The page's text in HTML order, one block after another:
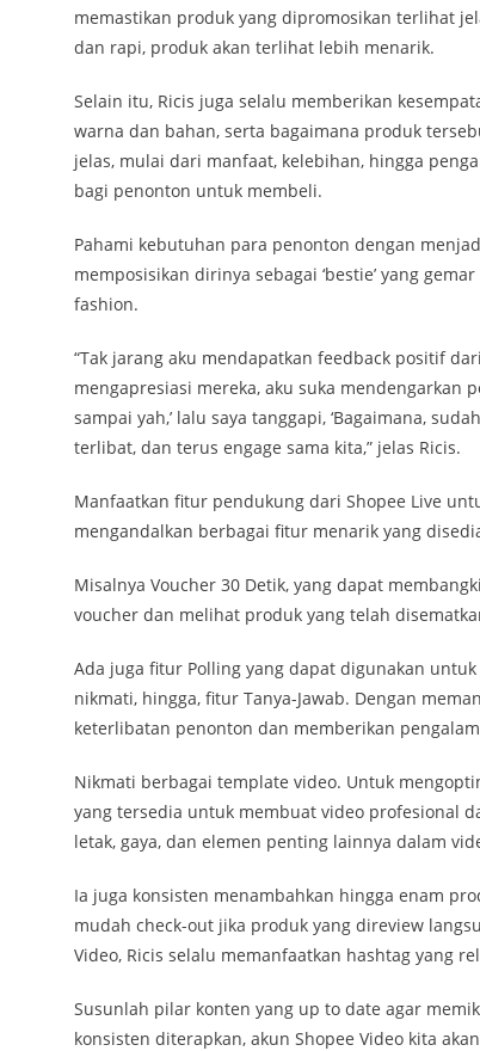
memastikan produk yang dipromosikan terlihat
dan rapi, produk akan terlihat lebih menarik.
Selain itu, Ricis juga selalu memberikan
warna dan bahan, serta bagaimana produk
jelas, mulai dari manfaat, kelebihan, hingga
bagi penonton untuk membeli.
Pahami kebutuhan para penonton dengan
memposisikan dirinya sebagai ‘bestie’ yang
fashion.
“Tak jarang aku mendapatkan feedback positif
mengapresiasi mereka, aku suka mendengarkan
sampai yah,’ lalu saya tanggapi, ‘Bagaimana,
terlibat, dan terus engage sama kita,” jelas Ricis.
Manfaatkan fitur pendukung dari Shopee Live
mengandalkan berbagai fitur menarik yang
Misalnya Voucher 30 Detik, yang dapat
voucher dan melihat produk yang telah
Ada juga fitur Polling yang dapat digunakan
nikmati, hingga, fitur Tanya-Jawab. Dengan
keterlibatan penonton dan memberikan
Nikmati berbagai template video. Untuk
yang tersedia untuk membuat video profesional
letak, gaya, dan elemen penting lainnya dalam
Ia juga konsisten menambahkan hingga enam
mudah check-out jika produk yang direview
Video, Ricis selalu memanfaatkan hashtag yang
Susunlah pilar konten yang up to date agar
konsisten diterapkan, akun Shopee Video kita